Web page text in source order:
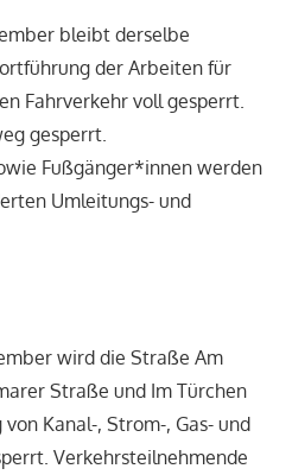
bleibt derselbe
der Arbeiten für
Fahrverkehr voll gesperrt.
gesperrt.
Fußgänger*innen werden
Umleitungs- und
wird die Straße Am
Straße und Im Türchen
Kanal-, Strom-, Gas- und
Verkehrsteilnehmende